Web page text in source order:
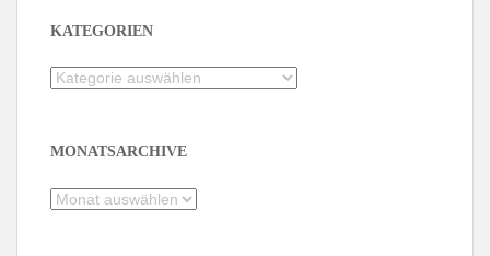
KATEGORIEN
Kategorien
MONATSARCHIVE
Monatsarchive